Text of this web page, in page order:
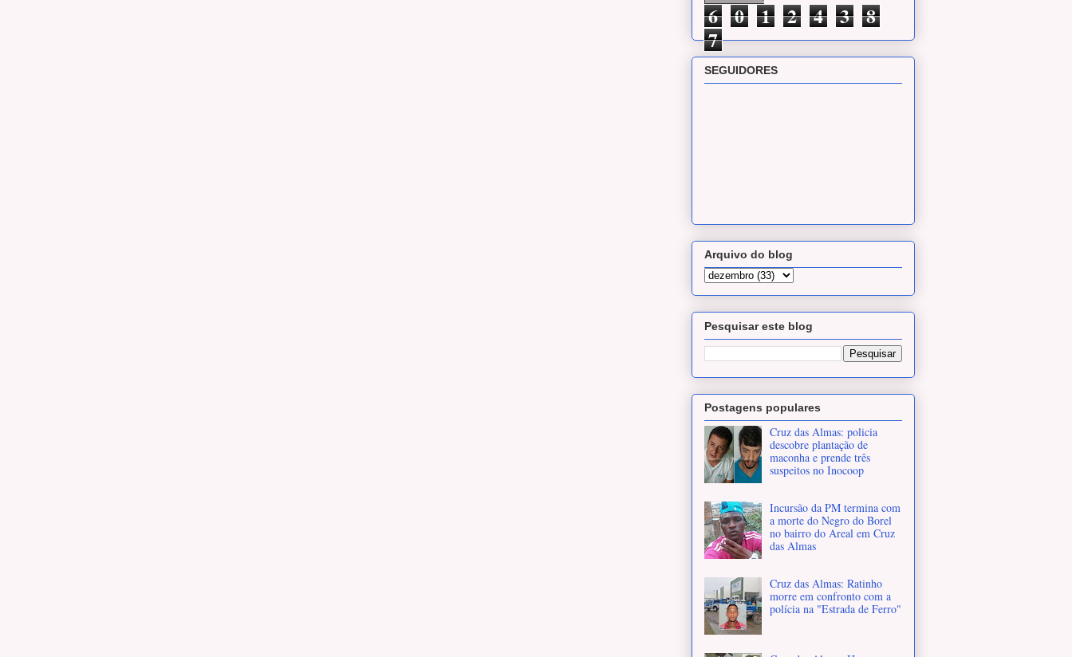
6 0 1 2 4 3 8
7
SEGUIDORES
Arquivo do blog
Pesquisar este blog
Postagens populares
Cruz das Almas: policia
descobre plantação de
maconha e prende três
suspeitos no Inocoop
Incursão da PM termina com
a morte do Negro do Borel
no bairro do Areal em Cruz
das Almas
Cruz das Almas: Ratinho
morre em confronto com a
polícia na "Estrada de Ferro"